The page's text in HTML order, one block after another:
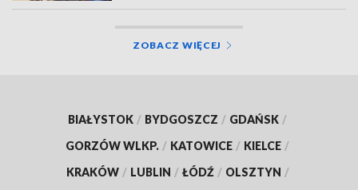
ZOBACZ WIĘCEJ
BIAŁYSTOK / BYDGOSZCZ / GDAŃSK /
GORZÓW WLKP. / KATOWICE / KIELCE /
KRAKÓW / LUBLIN / ŁÓDŹ / OLSZTYN /